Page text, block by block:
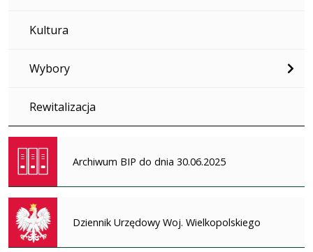
Kultura
Wybory
Rewitalizacja
Archiwum BIP do dnia 30.06.2025
Dziennik Urzędowy Woj. Wielkopolskiego